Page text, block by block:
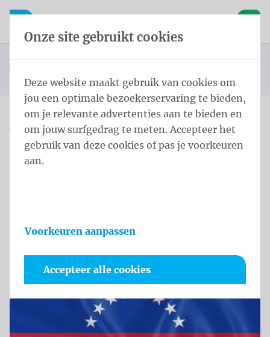
Inhoud overslaan
Taalkeuze overslaan
Open mobiele navigatie
U bevindt zich hier:
Landenvlaggen Zuid-Amerika
Vlag Venezuela 150x200 cm
Vlag Venezuela 150x200
cm
Onze site gebruikt cookies
Deze website maakt gebruik van cookies om
jou een optimale bezoekerservaring te bieden,
om je relevante advertenties aan te bieden en
om jouw surfgedrag te meten. Accepteer het
gebruik van deze cookies of pas je voorkeuren
aan.
Voorkeuren aanpassen
Accepteer alle cookies